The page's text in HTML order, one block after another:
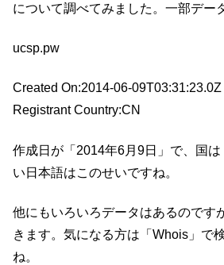
について調べてみました。一部デー
ucsp.pw
Created On:2014-06-09T03:31:23.0Z
Registrant Country:CN
作成日が「2014年6月9日」で、国
い日本語はこのせいですね。
他にもいろいろデータはあるのです
きます。気になる方は「 Whois」で
ね。